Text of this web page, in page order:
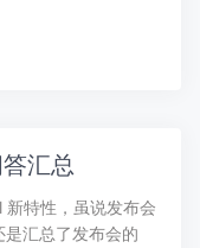
汇总
特性，虽说发布会
汇总了发布会的